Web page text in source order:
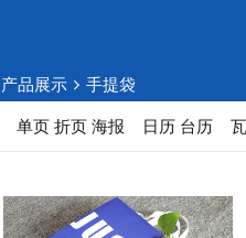
产品展示 手提袋
单页 折页 海报 日历 台历